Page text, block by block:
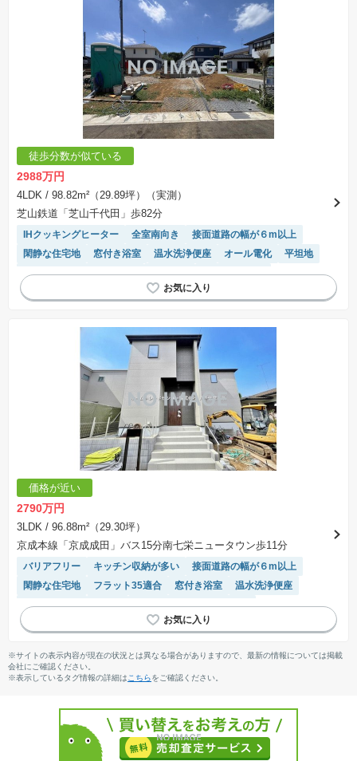
徒歩分数が似ている
2988万円
4LDK / 98.82m²（29.89坪）（実測）
芝山鉄道「芝山千代田」歩82分
IHクッキングヒーター 全室南向き
接面道路の幅が６m以上
閑静な住宅地
窓付き浴室 温水洗浄便座 オール電化
平坦地
モニター付きインターホン
前面棟無
トイレ2個以上
ルーフバルコニー
２面採光 陽当り良好
価格が近い
2790万円
3LDK / 96.88m²（29.30坪）
京成本線「京成成田」バス15分南七栄ニュータウン歩11分
バリアフリー キッチン収納が多い
接面道路の幅が６m以上
閑静な住宅地
フラット35適合 窓付き浴室
温水洗浄便座
長期優良住宅
平坦地
モニター付きインターホン
トイレ2個以上
ルーフバルコニー 陽当り良好
※サイトの表示内容が現在の状況とは異なる場合がありますので、最新の情報については掲載
会社にご確認ください。
※表示しているタグ情報の詳細は こちらをご確認ください。